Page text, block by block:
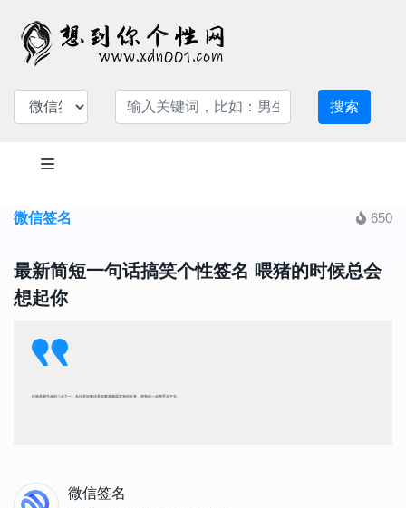
搜索
微信签名 650
最新简短一句话搞笑个性签名 喂猪的时候总会
想起你
你就是我生命的二分之一，无论是好事还是坏事我都愿意和你分享，想和你一起携手走下去。
微信签名